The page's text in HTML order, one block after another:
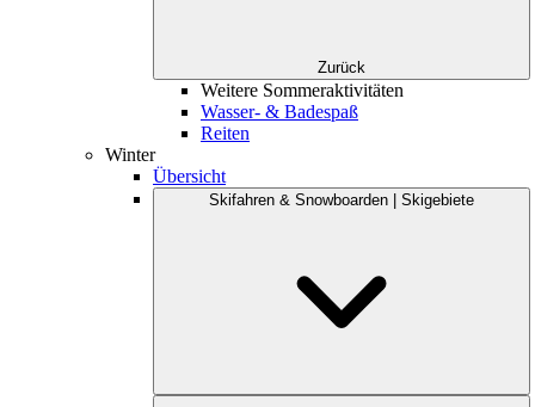
Zurück
Weitere Sommeraktivitäten
Wasser- & Badespaß
Reiten
Winter
Übersicht
Skifahren & Snowboarden | Skigebiete